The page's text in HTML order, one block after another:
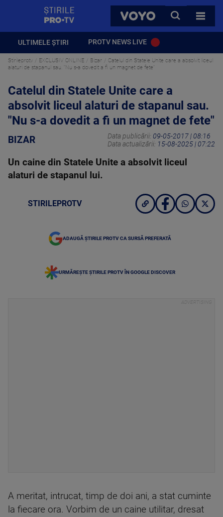
VOYO
CAUTA
TOATE
ULTIMELE ȘTIRI PROTV NEWS LIVE
Stirileprotv EXCLUSIV ONLINE Bizar
Catelul din Statele Unite care a absolvit liceul
alaturi de stapanul sau. "Nu s-a dovedit a fi un magnet de fete"
Catelul din Statele Unite care a
absolvit liceul alaturi de stapanul sau.
"Nu s-a dovedit a fi un magnet de fete"
BIZAR Data publicării: 09-05-2017 | 08:16
Data actualizării: 15-08-2025 | 07:22
Un caine din Statele Unite a absolvit liceul
alaturi de stapanul lui.
STIRILEPROTV
ADAUGĂ ȘTIRILE PROTV CA SURSĂ PREFERATĂ
URMĂREȘTE ȘTIRILE PROTV ÎN GOOGLE DISCOVER
A meritat, intrucat, timp de doi ani, a stat cuminte
la fiecare ora. Vorbim de un caine utilitar, dresat